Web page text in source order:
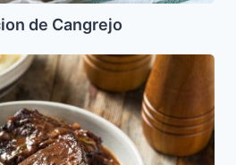
de Cangrejo